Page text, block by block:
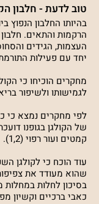
טוב לדעת - חלבון
בהיותו החלבון הנפוץ
הרקמות והתאים.
העצמות, הגידים
יחד עם פעילות
מחקרים הוכיחו כי
לגמישותו ולשיפור
של הקולגן בגופנו
קמטים ועור רפוי (1,2).
עוד הוכח כי לקולגן
שהוא מעודד את
כאבי ברכיים וקשיון